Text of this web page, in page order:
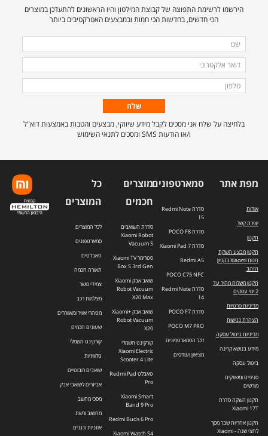
הירשמו לרשימת התפוצה של קבוצת המילטון והיו הראשונים להתעדכן במוצרים
הכי חדשים, בחדשות הכי חמות ובמבצעים האטרקטיבים ביותר
מלאו
את
הפרטים
הבאים
לרשימת
שם
דואר
אלקטרוני
טלפון
בלחיצה על שלח אני מסכים לקבל מידע שיווקי, מבצעים והטבות באמצעות דוא"ל
ו/או הודעות SMS ומסכים לתנאי השימוש
מפת אתר
אודות
יצירת קשר
תקנון
תקנון מבצע השקת
חנות Xiaomi בקניון
הזהב
תקנון משלוח מהיר עד
2 ימי עסקים
מדיניות פרטיות
הצהרת נגישות
מדיניות ביטול עסקה
מידע בנושא קרינה
ביטול עסקה
סניפים ומשווקים
מורשים
תקנון השקה סדרת
Xiaomi 17T
תקנון אחריות שבר מסך
לחצי שנה - Xiaomi
סמארטפונים
סדרת Redmi Note
15
סדרת POCO F8
סדרת Xiaomi Pad 7
Redmi A5
POCO C75 NFC
סדרת Redmi Note
14
סדרת POCO F7
POCO M7 PRO
לכל הסמארטפונים
מציאון ועודפים
מוצרים
חכמים
סדרת השואבים
Xiaomi Robot
Vacuum 5
סטרימר Xiaomi TV
Box S 3rd Gen
שואב אבק Xiaomi
Robot Vacuum
X20 Max
שואב אבק +Xiaomi
Robot Vacuum
X20
קורקינט חשמלי
Xiaomi Electric
Scooter 4 Lite
טאבלט Redmi Pad
Pro
Xiaomi Smart
Band 9 Pro
Redmi Buds 6 Pro
Xiaomi Watch S4
כל
המוצרים
לכל המוצרים
סמארטפונים
טאבלטים
תאורה חכמה
צמידי כושר
מצלמות רכב
מטהרי אוויר ומאווררים
שעונים חכמים
קורקינט חשמלי
טלוויזיות
שואבים רובוטיים
אביזרים לשואבי אבק
מסכי מחשב
מחשוב ורשת
אוזניות ונגנים